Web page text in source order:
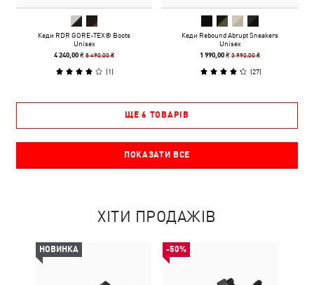
Кеди RDR GORE-TEX® Boots
Unisex
4 240,00 ₴8 490,00 ₴
(1)
Кеди Rebound Abrupt Sneakers
Unisex
1 990,00 ₴3 990,00 ₴
(27)
ЩЕ 6 ТОВАРІВ
ПОКАЗАТИ ВСЕ
ХІТИ ПРОДАЖІВ
НОВИНКА -50%